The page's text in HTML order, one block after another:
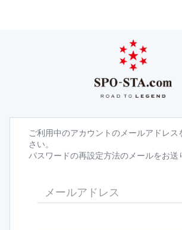
ご利用中のアカウントのメールアドレス
さい。
パスワードの再設定方法のメールをお送